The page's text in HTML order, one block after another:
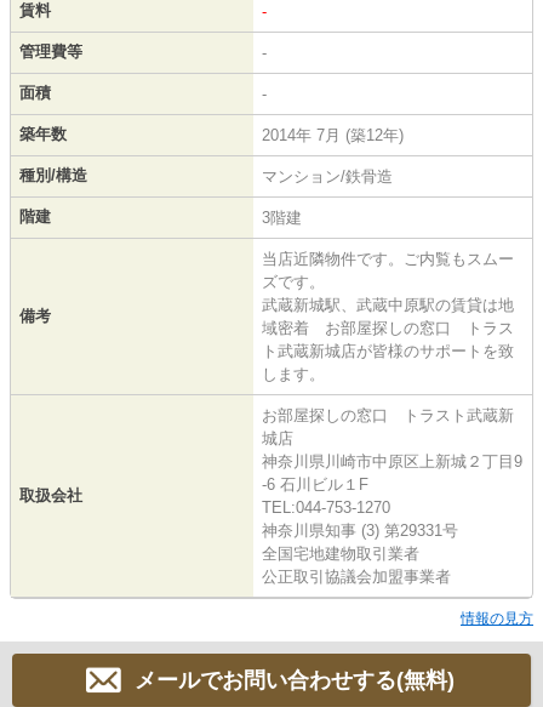
賃料 -
管理費等 -
面積 -
築年数 2014年 7月 (築12年)
種別/構造 マンション/鉄骨造
階建 3階建
備考
当店近隣物件です。ご内覧もスムー
ズです。
武蔵新城駅、武蔵中原駅の賃貸は地
域密着 お部屋探しの窓口 トラス
ト武蔵新城店が皆様のサポートを致
します。
取扱会社
お部屋探しの窓口 トラスト武蔵新
城店
神奈川県川崎市中原区上新城２丁目9
-6 石川ビル１F
TEL:044-753-1270
神奈川県知事 (3) 第29331号
全国宅地建物取引業者
公正取引協議会加盟事業者
情報の見方
メールでお問い合わせする(無料)